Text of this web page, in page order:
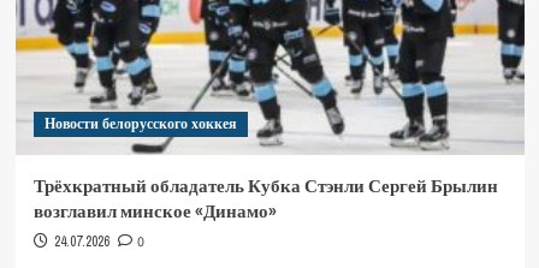
Новости белорусского хоккея
Трёхкратный обладатель Кубка Стэнли Сергей Брылин
возглавил минское «Динамо»
24.07.2026 0